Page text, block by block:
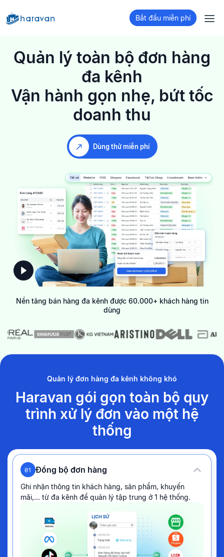
Bắt đầu miễn phí
Quản lý toàn bộ đơn hàng
đa kênh
Vận hành gọn nhẹ, bứt tốc
doanh thu
Dùng thử miễn phí
Nền tảng bán hàng đa kênh được 60.000+ khách hàng tin
dùng
Quản lý đơn hàng đa kênh không khó
Haravan gói gọn toàn bộ quy
trình xử lý đơn vào một hệ
thống
01 Đồng bộ đơn hàng
Ghi nhận thông tin khách hàng, sản phẩm, khuyến
mãi,... từ đa kênh để quản lý tập trung ở 1 hệ thống.